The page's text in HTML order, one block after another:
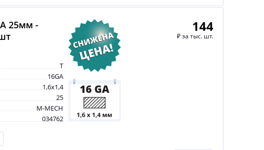
25мм -
T
16GA
1,6х1,4
25
M-MECH
034762
144
₽за тыс. шт.